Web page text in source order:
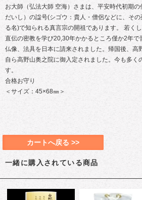
お大師（弘法大師 空海）さまは、平安時代初期
だいし）の諡号(シゴウ：貴人・僧侶などに、そ
る名)で知られる真言宗の開祖であります。 若く
直伝の密教を学び20,30年かかるところ僅か2年で
仏像、法具を日本に請来されました。帰国後、高
自ら高野山奥之院に御入定されました。今も多く
す。
合格お守り
＜サイズ：45×68㎜＞
カートへ戻る >>
一緒に購入されている商品